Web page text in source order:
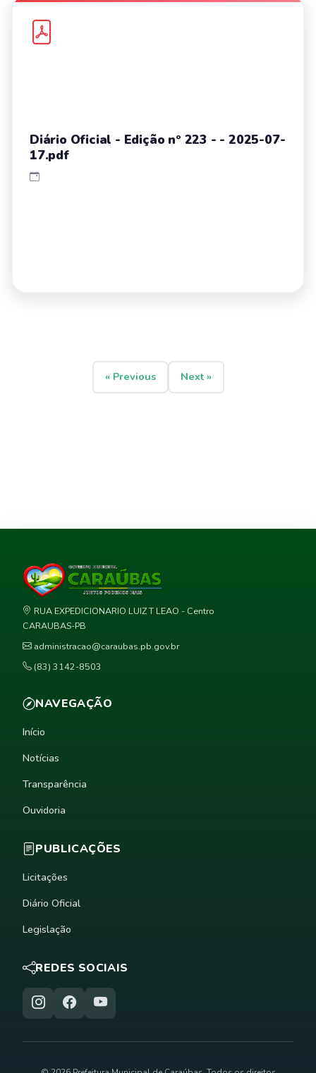
Diário Oficial - Edição nº 223 - - 2025-07-
17.pdf
« Previous Next »
RUA EXPEDICIONARIO LUIZ T LEAO - Centro
CARAUBAS-PB
administracao@caraubas.pb.gov.br
(83) 3142-8503
NAVEGAÇÃO
Início
Notícias
Transparência
Ouvidoria
PUBLICAÇÕES
Licitações
Diário Oficial
Legislação
REDES SOCIAIS